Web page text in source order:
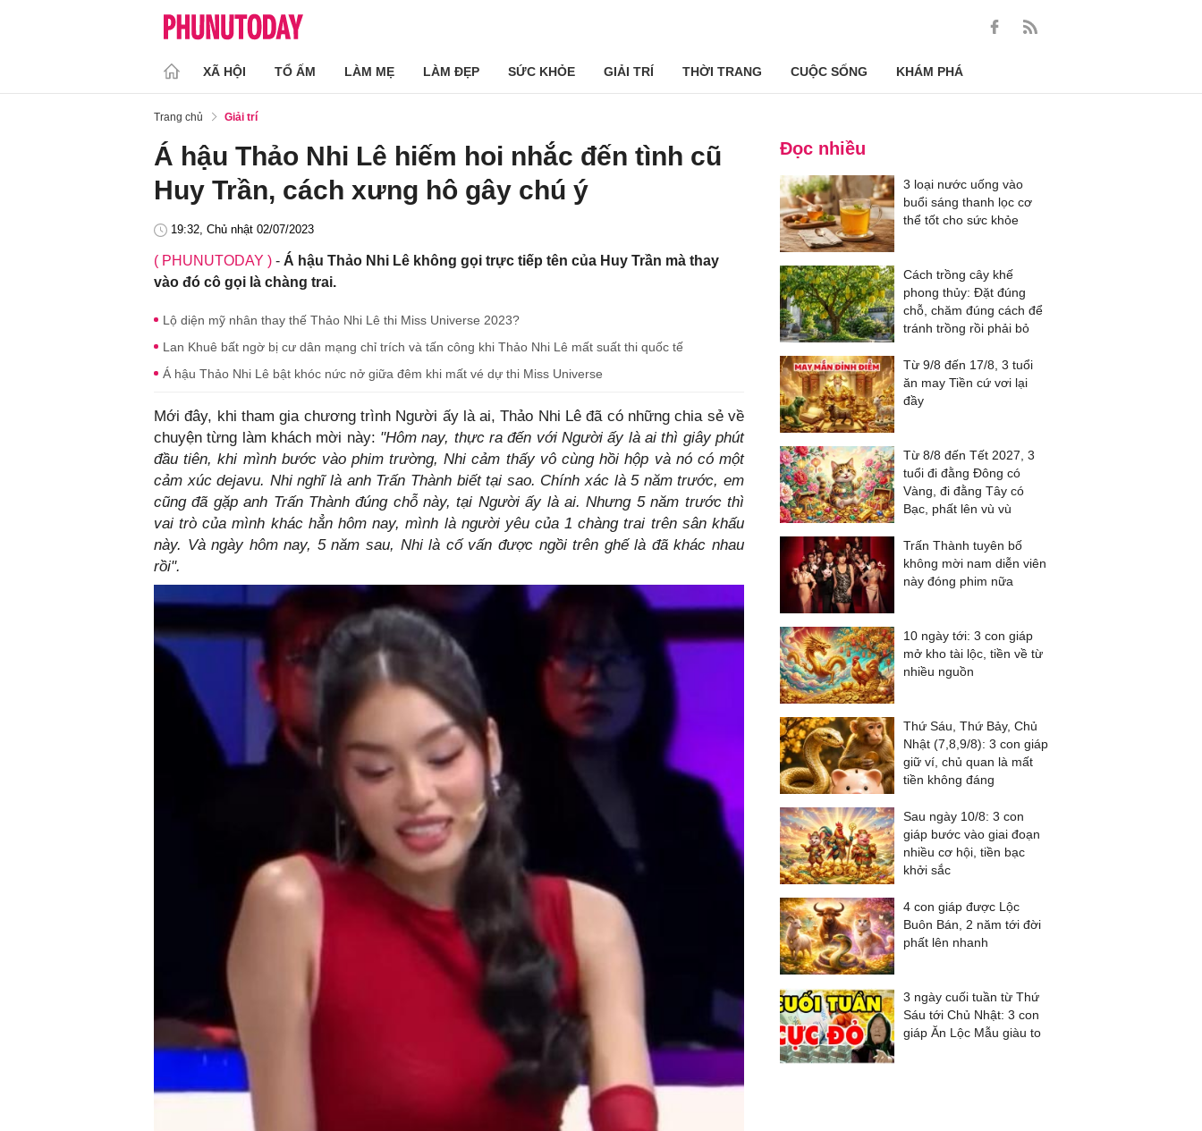
XÃ HỘI TỔ ẤM LÀM MẸ LÀM ĐẸP SỨC KHỎE GIẢI TRÍ THỜI TRANG CUỘC SỐNG KHÁM PHÁ
Trang chủ Giải trí
Á hậu Thảo Nhi Lê hiếm hoi nhắc đến tình cũ
Huy Trần, cách xưng hô gây chú ý
19:32, Chủ nhật 02/07/2023
( PHUNUTODAY ) - Á hậu Thảo Nhi Lê không gọi trực tiếp tên của Huy Trần mà thay
vào đó cô gọi là chàng trai.
Lộ diện mỹ nhân thay thế Thảo Nhi Lê thi Miss Universe 2023?
Lan Khuê bất ngờ bị cư dân mạng chỉ trích và tấn công khi Thảo Nhi Lê mất suất thi quốc tế
Á hậu Thảo Nhi Lê bật khóc nức nở giữa đêm khi mất vé dự thi Miss Universe
Mới đây, khi tham gia chương trình Người ấy là ai, Thảo Nhi Lê đã có những chia sẻ về
chuyện từng làm khách mời này: "Hôm nay, thực ra đến với Người ấy là ai thì giây phút
đầu tiên, khi mình bước vào phim trường, Nhi cảm thấy vô cùng hồi hộp và nó có một
cảm xúc dejavu. Nhi nghĩ là anh Trấn Thành biết tại sao. Chính xác là 5 năm trước, em
cũng đã gặp anh Trấn Thành đúng chỗ này, tại Người ấy là ai. Nhưng 5 năm trước thì
vai trò của mình khác hẳn hôm nay, mình là người yêu của 1 chàng trai trên sân khấu
này. Và ngày hôm nay, 5 năm sau, Nhi là cố vấn được ngồi trên ghế là đã khác nhau
rồi".
Đọc nhiều
3 loại nước uống vào
buổi sáng thanh lọc cơ
thể tốt cho sức khỏe
Cách trồng cây khế
phong thủy: Đặt đúng
chỗ, chăm đúng cách để
tránh trồng rồi phải bỏ
Từ 9/8 đến 17/8, 3 tuổi
ăn may Tiền cứ vơi lại
đầy
Từ 8/8 đến Tết 2027, 3
tuổi đi đằng Đông có
Vàng, đi đằng Tây có
Bạc, phất lên vù vù
Trấn Thành tuyên bố
không mời nam diễn viên
này đóng phim nữa
10 ngày tới: 3 con giáp
mở kho tài lộc, tiền về từ
nhiều nguồn
Thứ Sáu, Thứ Bảy, Chủ
Nhật (7,8,9/8): 3 con giáp
giữ ví, chủ quan là mất
tiền không đáng
Sau ngày 10/8: 3 con
giáp bước vào giai đoạn
nhiều cơ hội, tiền bạc
khởi sắc
4 con giáp được Lộc
Buôn Bán, 2 năm tới đời
phất lên nhanh
3 ngày cuối tuần từ Thứ
Sáu tới Chủ Nhật: 3 con
giáp Ăn Lộc Mẫu giàu to